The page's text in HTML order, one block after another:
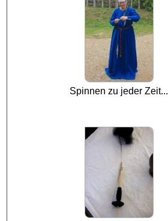
Spinnen zu jeder Zeit...